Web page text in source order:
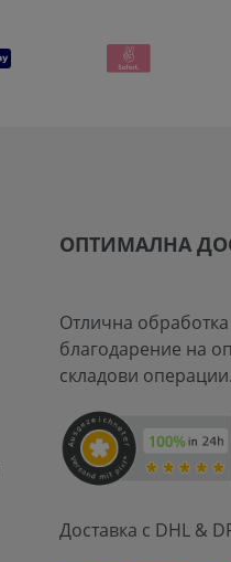
ОПТИМАЛНА
Отлична обработка
благодарение на
складови операции.
Доставка с DHL &